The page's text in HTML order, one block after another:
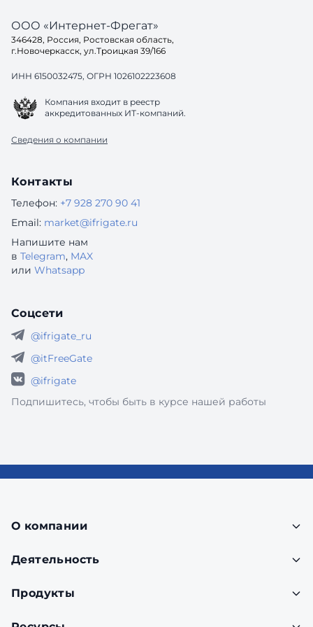
ООО «Интернет-Фрегат»
346428, Россия, Ростовская область,
г.Новочеркасск, ул.Троицкая 39/166
ИНН 6150032475, ОГРН 1026102223608
Компания входит в реестр
аккредитованных ИТ-компаний.
Сведения о компании
Контакты
Телефон: +7 928 270 90 41
Email: market@ifrigate.ru
Напишите нам
в Telegram, MAX
или Whatsapp
Соцсети
@ifrigate_ru
@itFreeGate
@ifrigate
Подпишитесь, чтобы быть в курсе нашей работы
О компании
Деятельность
Продукты